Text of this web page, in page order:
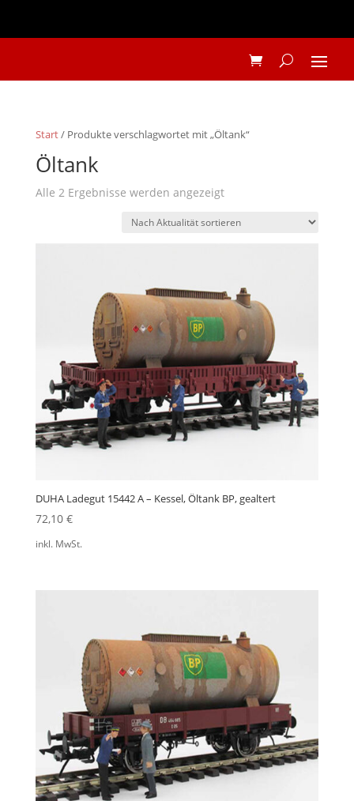
Start/ Produkte verschlagwortet mit „Öltank“
Öltank
Alle 2 Ergebnisse werden angezeigtNach
sortiert
DUHA Ladegut 15442 A – Kessel, Öltank BP, gealtert
72,10 €
inkl. MwSt.